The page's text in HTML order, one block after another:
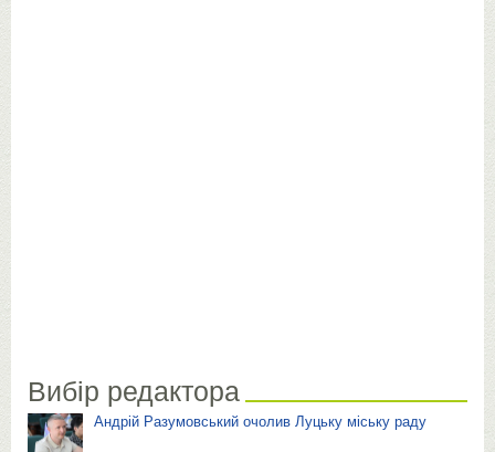
Вибір редактора
Андрій Разумовський очолив Луцьку міську раду